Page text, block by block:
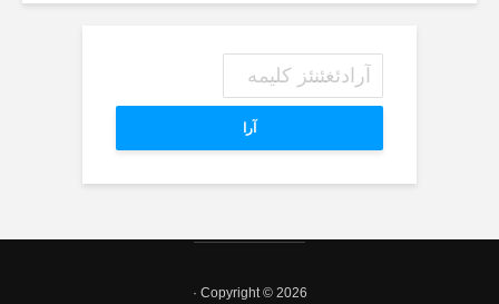
آرا
Copyright © 2026 ·